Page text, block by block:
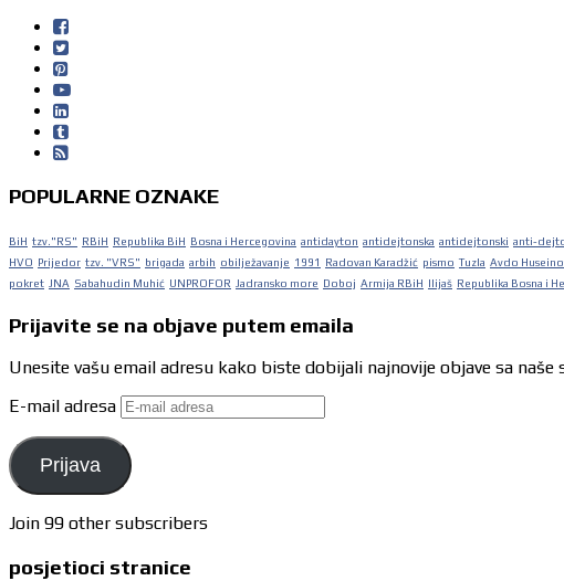
POPULARNE OZNAKE
BiH tzv."RS" RBiH Republika BiH Bosna i Hercegovina antidayton antidejtonska antidejtonski anti-
HVO Prijedor tzv. "VRS" brigada arbih obilježavanje 1991 Radovan Karadžić pismo Tuzla Avdo
pokret JNA Sabahudin Muhić UNPROFOR Jadransko more Doboj Armija RBiH Ilijaš Republika Bosna i
Prijavite se na objave putem emaila
Unesite vašu email adresu kako biste dobijali najnovije objave sa naše
E-mail adresa
Prijava
Join 99 other subscribers
posjetioci stranice